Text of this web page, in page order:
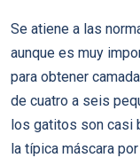
Se atiene a las
aunque es muy
para obtener
de cuatro a seis
los gatitos son casi
la tí­pica máscara